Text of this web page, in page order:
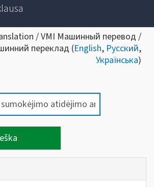
/ VMI Машинный перевод /
переклад (English, Русский,
Українська)